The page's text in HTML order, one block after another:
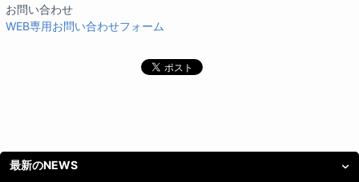
お問い合わせ
WEB専用お問い合わせフォーム
最新のNEWS